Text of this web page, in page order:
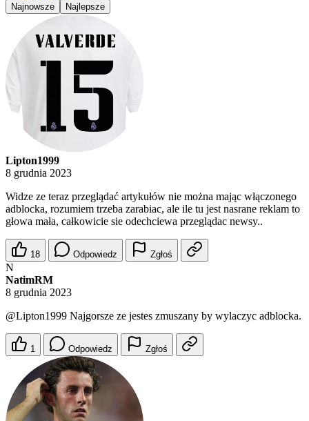
Najnowsze Najlepsze
Lipton1999
8 grudnia 2023
Widze ze teraz przeglądać artykułów nie można mając włączonego
adblocka, rozumiem trzeba zarabiac, ale ile tu jest nasrane reklam to
głowa mała, całkowicie sie odechciewa przeglądac newsy..
18 Odpowiedz Zgłoś
N
NatimRM
8 grudnia 2023
@Lipton1999 Najgorsze ze jestes zmuszany by wylaczyc adblocka.
1 Odpowiedz Zgłoś